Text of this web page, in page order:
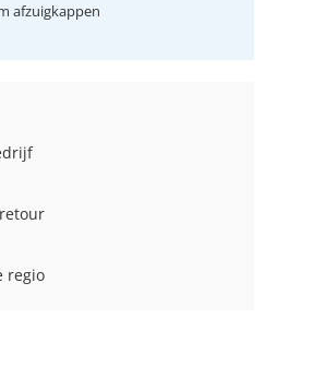
afzuigkappen
regio